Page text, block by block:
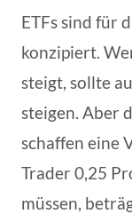
ETFs sind für
konzipiert.
steigt, sollte
steigen. Aber
schaffen eine
Trader 0,25
müssen,